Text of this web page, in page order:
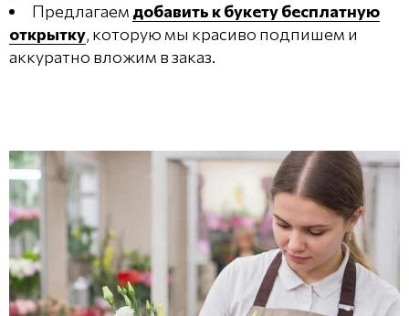
Предлагаем добавить к букету бесплатную
открытку, которую мы красиво подпишем и
аккуратно вложим в заказ.